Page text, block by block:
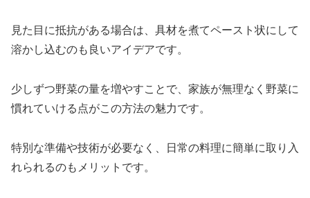
見た目に抵抗がある場合は、具材を煮てペースト状にして
溶かし込むのも良いアイデアです。
少しずつ野菜の量を増やすことで、家族が無理なく野菜に
慣れていける点がこの方法の魅力です。
特別な準備や技術が必要なく、日常の料理に簡単に取り入
れられるのもメリットです。